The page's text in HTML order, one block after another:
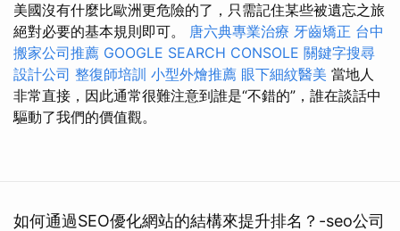
美國沒有什麼比歐洲更危險的了，只需記住某些被遺忘之旅
絕對必要的基本規則即可。 唐六典專業治療 牙齒矯正 台中
搬家公司推薦 GOOGLE SEARCH CONSOLE 關鍵字搜尋
設計公司 整復師培訓 小型外燴推薦 眼下細紋醫美 當地人
非常直接，因此通常很難注意到誰是“不錯的”，誰在談話中
驅動了我們的價值觀。
如何通過SEO優化網站的結構來提升排名？-seo公司